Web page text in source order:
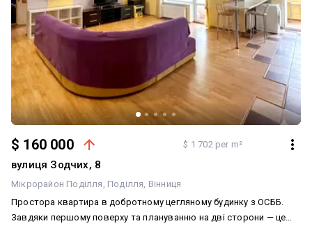
$ 160 000 $ 1 702 per m²
вулиця Зодчих, 8
Мікрорайон Поділля Поділля Вінниця
Простора квартира в добротному цегляному будинку з ОСББ.
Завдяки першому поверху та плануванню на дві сторони — це